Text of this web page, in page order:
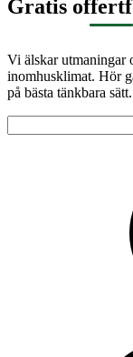
Gratis
Vi älskar utmaningar
inomhusklimat. Hör
på bästa tänkbara sätt.